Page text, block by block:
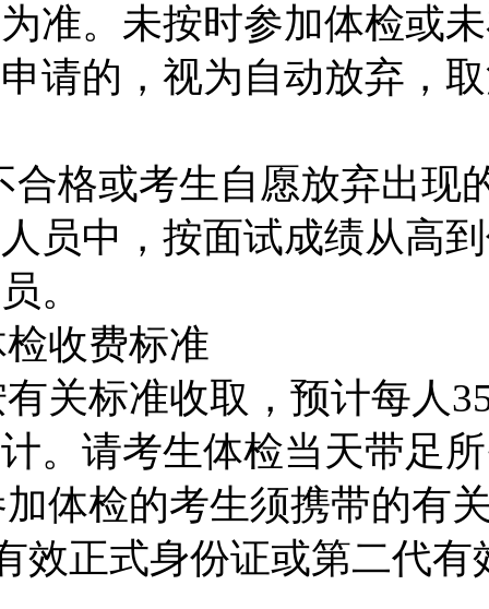
准。 未按时参加体检或
请的，视为自动放弃，
合格或考生自愿放弃出现
员中，按面试成绩从高
。
收费标准
关标准收取，预计每人
。请考生体检当天带足
体检的考生须携带的有
效正式身份证或第二代有